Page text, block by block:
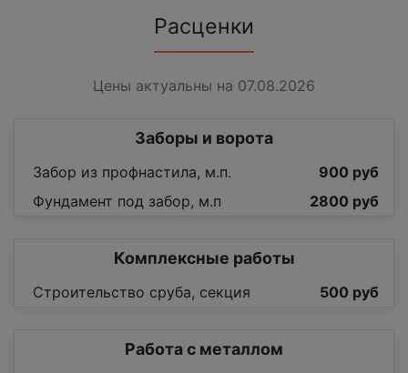
Расценки
Цены актуальны на 07.08.2026
Заборы и ворота
Забор из профнастила, м.п.
900 руб
Фундамент под забор, м.п
2800 руб
Комплексные работы
Строительство сруба, секция 500 руб
Работа с металлом